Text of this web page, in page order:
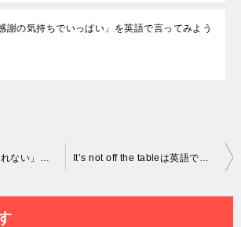
感謝の気持ちでいっぱい」を英語で言ってみよう
「何としても負けられない」は英語で何て言う？ It’s not off the tableは英語でどういう意味？